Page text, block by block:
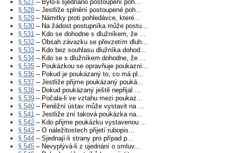
§ 527 – Bylo-li sjednáno postoupení poh...
§ 528 – Jestliže splnění postoupené poh...
§ 529 – Námitky proti pohledávce, které...
§ 530 – Na žádost postupníka může postu...
§ 531 – Kdo se dohodne s dlužníkem, že ...
§ 532 – Obsah závazku se převzetím dluh...
§ 533 – Kdo bez souhlasu dlužníka dohod...
§ 534 – Kdo se s dlužníkem dohodne, že ...
§ 535 – Poukázkou se opravňuje poukazní...
§ 536 – Pokud je poukázaný to, co má pl...
§ 537 – Jestliže přijme poukázaný pouká...
§ 538 – Dokud poukázaný ještě nepřijal ...
§ 539 – Počala-li ve vztahu mezi poukaz...
§ 540 – Peněžní ústav může vystavit na ...
§ 541 – Jestliže zní taková poukázka na...
§ 542 – Kdo přijme poukázku vystavenou ...
§ 543 – O náležitostech přijetí rubopis...
§ 544 – Sjednají-li strany pro případ p...
§ 545 – Nevyplývá-li z ujednání o smluv...